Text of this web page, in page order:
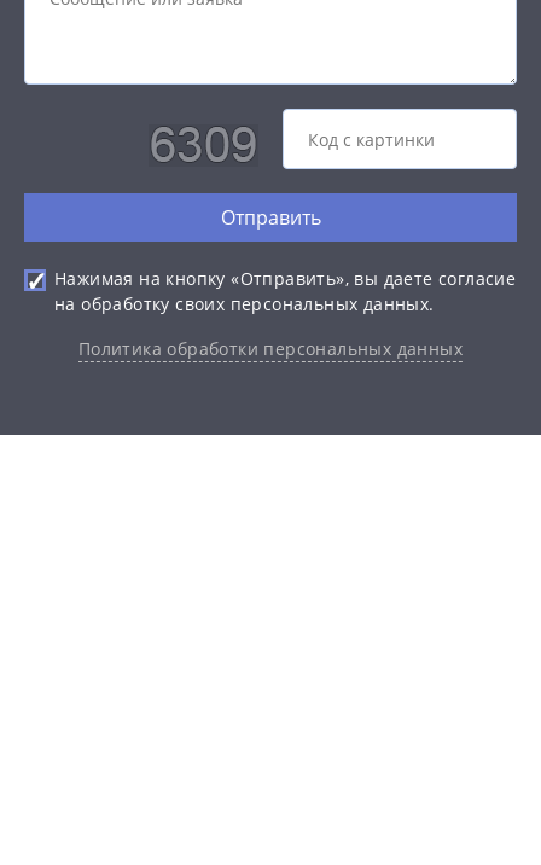
Отправить
Нажимая на кнопку «Отправить», вы даете согласие
на обработку своих персональных данных.
Политика обработки персональных данных